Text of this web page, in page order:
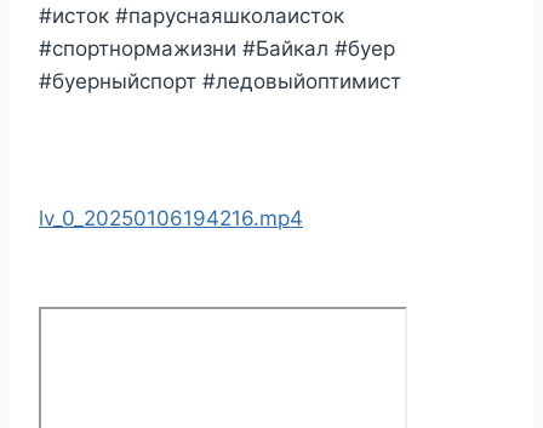
#исток #паруснаяшколаисток
#спортнормажизни #Байкал #буер
#буерныйспорт #ледовыйоптимист
lv_0_20250106194216.mp4